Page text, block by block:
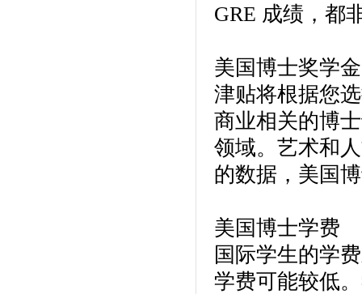
GRE 成绩，都
美国博士奖学金
津贴将根据您
商业相关的博
领域。艺术和
的数据，美国
美国博士学费
国际学生的学
学费可能较低